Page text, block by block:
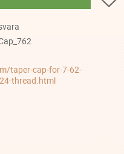
taper-cap-for-7-62-
thread.html